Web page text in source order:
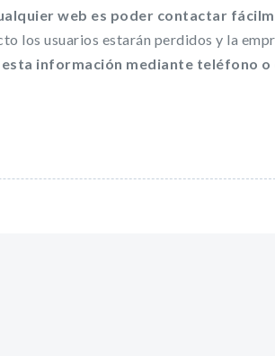
web es poder contactar
los usuarios estarán perdidos y la
esta información mediante teléfono